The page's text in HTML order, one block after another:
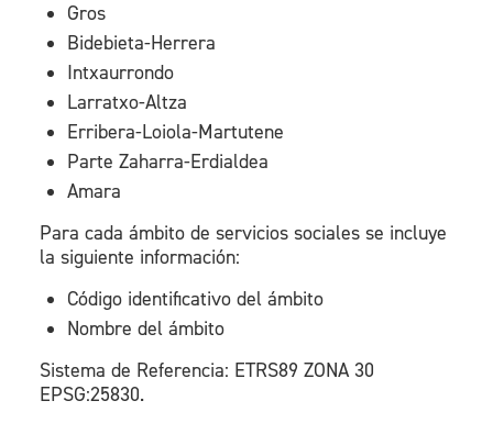
Gros
Bidebieta-Herrera
Intxaurrondo
Larratxo-Altza
Erribera-Loiola-Martutene
Parte Zaharra-Erdialdea
Amara
Para cada ámbito de servicios sociales se incluye
la siguiente información:
Código identificativo del ámbito
Nombre del ámbito
Sistema de Referencia: ETRS89 ZONA 30
EPSG:25830.